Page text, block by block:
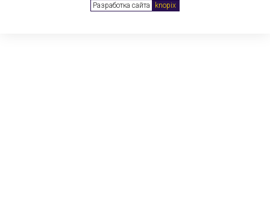
Разработка сайта knopix